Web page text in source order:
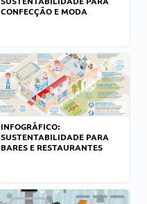
CONFECÇÃO E MODA
INFOGRÁFICO:
SUSTENTABILIDADE PARA
BARES E RESTAURANTES